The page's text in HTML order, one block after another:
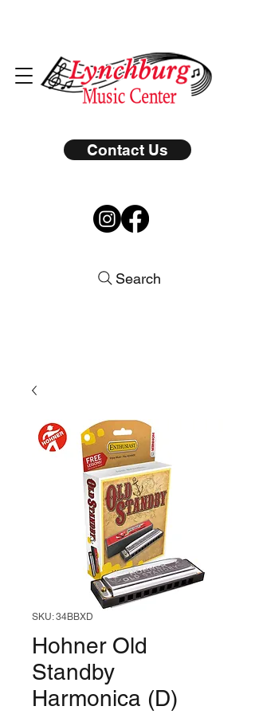
Contact Us
Search
SKU: 34BBXD
Hohner Old
Standby
Harmonica (D)